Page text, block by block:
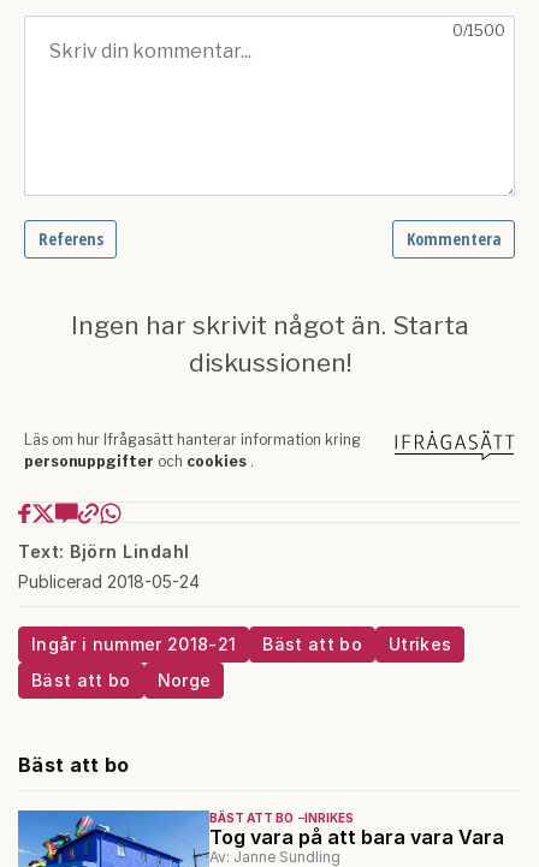
Text: Björn Lindahl
Publicerad 2018-05-24
Ingår i nummer 2018-21 Bäst att bo
Utrikes
Bäst att bo
Norge
Bäst att bo
BÄST ATT BO INRIKES
Tog vara på att bara vara Vara
Av: Janne Sundling